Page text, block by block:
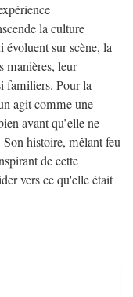
la culture
évoluent sur scène, la
manières, leur
familiers. Pour la
agit comme une
avant qu’elle ne
Son histoire, mêlant feu
de cette
vers ce qu'elle était